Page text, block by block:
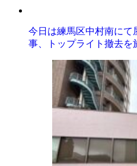
今日は練馬区中村南にて
事、トップライト撤去を